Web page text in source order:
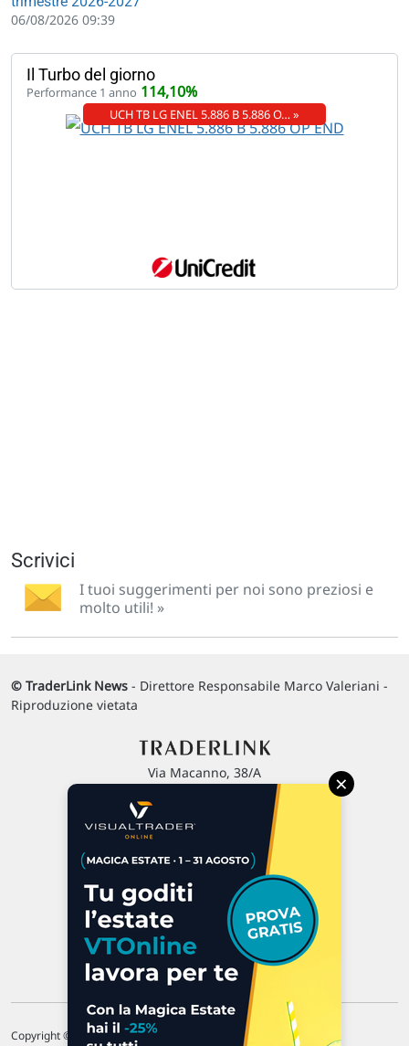
06/08/2026 09:39
Il Turbo del giorno
Performance 1 anno 114,10%
UCH TB LG ENEL 5.886 B 5.886 O… »
Scrivici
I tuoi suggerimenti per noi sono preziosi e
molto utili! »
© TraderLink News - Direttore Responsabile Marco Valeriani -
Riproduzione vietata
Via Macanno, 38/A
P.IVA 02 452 460 401
Chi siamo
Commenti e segnalazioni
Contattaci
Copyright © 1996-2026 Traderlink Italia s.r.l.
×